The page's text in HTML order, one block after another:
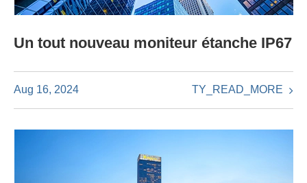
Un tout nouveau moniteur étanche IP67
Aug 16, 2024 TY_READ_MORE